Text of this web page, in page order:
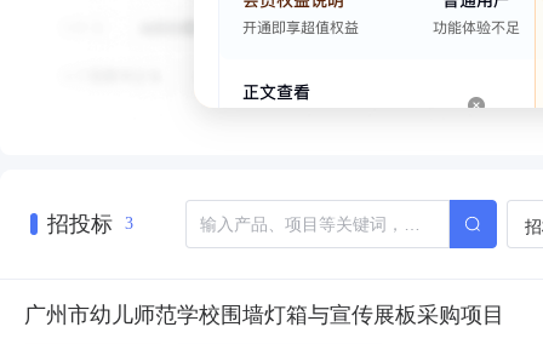
招投标 3
广州市幼儿师范学校围墙灯箱与宣传展板采购项目